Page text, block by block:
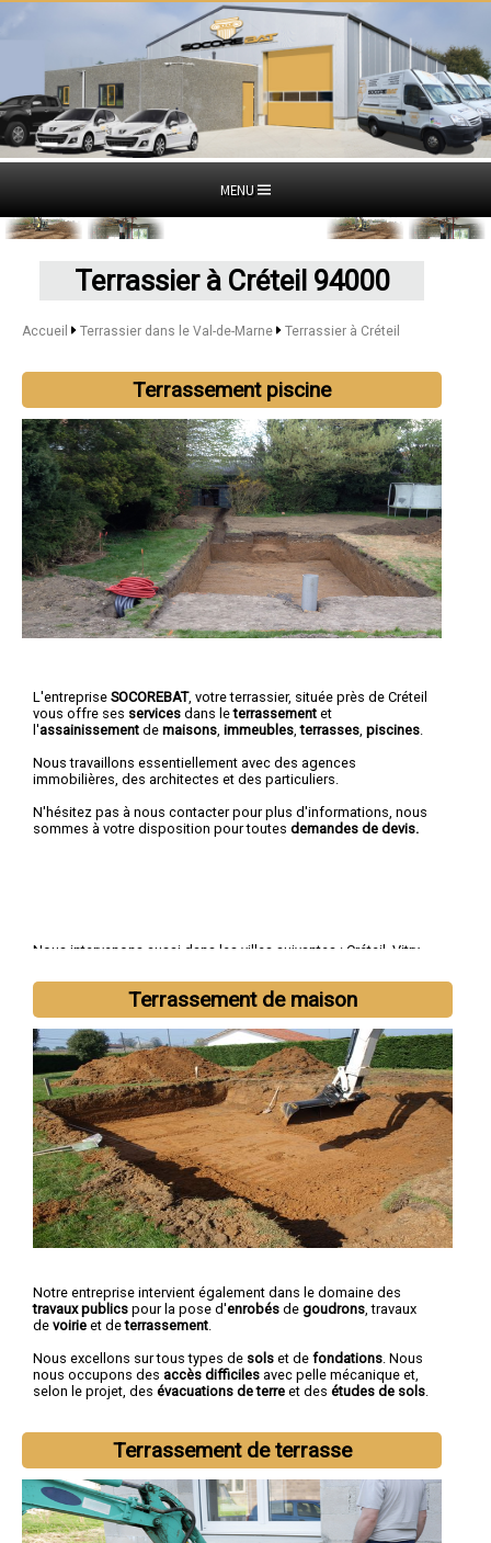
MENU
Terrassier à Créteil 94000
Accueil Terrassier dans le Val-de-Marne Terrassier à Créteil
Terrassement piscine
L'entreprise SOCOREBAT, votre terrassier, située près de Créteil
vous offre ses services dans leterrassement et
l'assainissement de maisons immeubles ,terrasses piscines
Nous travaillons essentiellement avec des agences
immobilières, des architectes et des particuliers.
N'hésitez pas à nous contacter pour plus d'informations, nous
sommes à votre disposition pour toutes demandes de devis.
Nous intervenons aussi dans les villes suivantes : Créteil Vitry-
sur-Seine,Maisons-Alfort,Fontenay-sous-Bois,Villejuif,
Alfortville
Terrassement de maison
Notre entreprise intervient également dans le domaine des
travaux publics pour la pose d'enrobés de goudrons , travaux
de voirie et deterrassement
Nous excellons sur tous types de sols et de fondations . Nous
nous occupons des accès difficiles avec pelle mécanique et,
selon le projet, des évacuations de terre et des études de sols
Terrassement de terrasse